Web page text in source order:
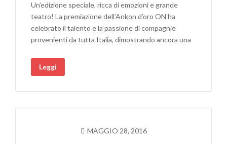
Un’edizione speciale, ricca di emozioni e grande
teatro! La premiazione dell’Ankon d’oro ON ha
celebrato il talento e la passione di compagnie
provenienti da tutta Italia, dimostrando ancora una
Leggi
MAGGIO 28, 2016